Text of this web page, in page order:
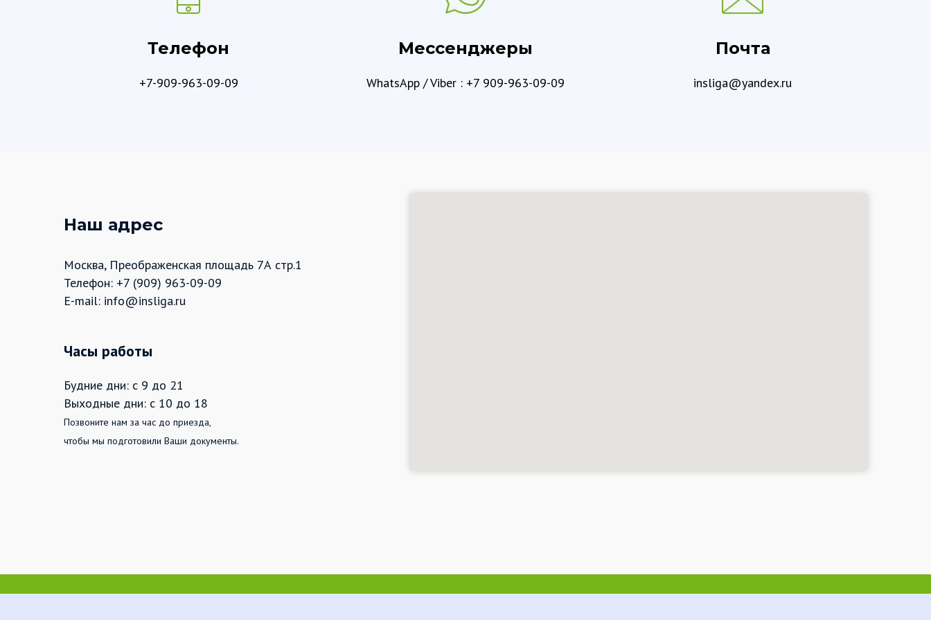
Телефон
+7-909-963-09-09
Мессенджеры
WhatsApp / Viber : +7 909-963-09-09
Почта
insliga@yandex.ru
Наш адрес
Москва, Преображенская площадь 7А стр.1
Телефон: +7 (909) 963-09-09
E-mail: info@insliga.ru
Часы работы
Будние дни: с 9 до 21
Выходные дни: с 10 до 18
Позвоните нам за час до приезда,
чтобы мы подготовили Ваши документы.